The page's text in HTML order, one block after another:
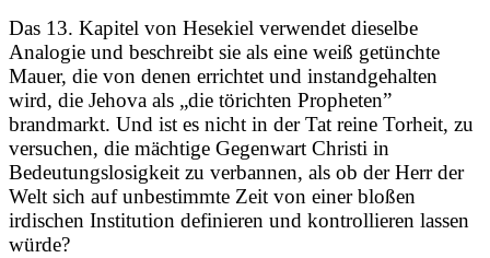
Das 13. Kapitel von Hesekiel verwendet dieselbe
Analogie und beschreibt sie als eine weiß getünchte
Mauer, die von denen errichtet und instandgehalten
wird, die Jehova als „die törichten Propheten”
brandmarkt. Und ist es nicht in der Tat reine Torheit, zu
versuchen, die mächtige Gegenwart Christi in
Bedeutungslosigkeit zu verbannen, als ob der Herr der
Welt sich auf unbestimmte Zeit von einer bloßen
irdischen Institution definieren und kontrollieren lassen
würde?